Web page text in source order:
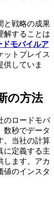
と戦略の成果
解することは
ドモバイルア
ットプレイス
供していま
の方法
のロードモバ
数秒でデータ
。当社の計算
に定義する主
します。アカ
値のインスタ